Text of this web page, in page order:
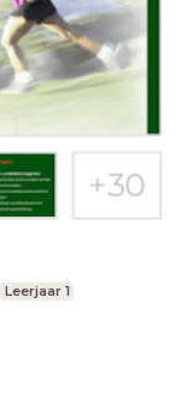
Leerjaar 1